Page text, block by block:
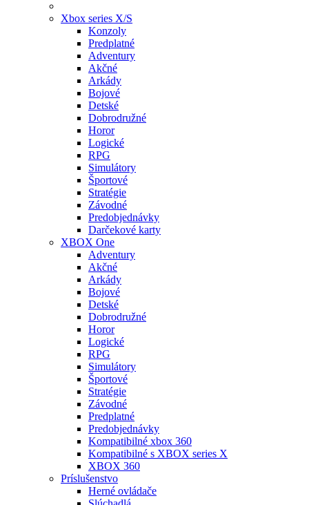
Xbox series X/S
Konzoly
Predplatné
Adventury
Akčné
Arkády
Bojové
Detské
Dobrodružné
Horor
Logické
RPG
Simulátory
Športové
Stratégie
Závodné
Predobjednávky
Darčekové karty
XBOX One
Adventury
Akčné
Arkády
Bojové
Detské
Dobrodružné
Horor
Logické
RPG
Simulátory
Športové
Stratégie
Závodné
Predplatné
Predobjednávky
Kompatibilné xbox 360
Kompatibilné s XBOX series X
XBOX 360
Príslušenstvo
Herné ovládače